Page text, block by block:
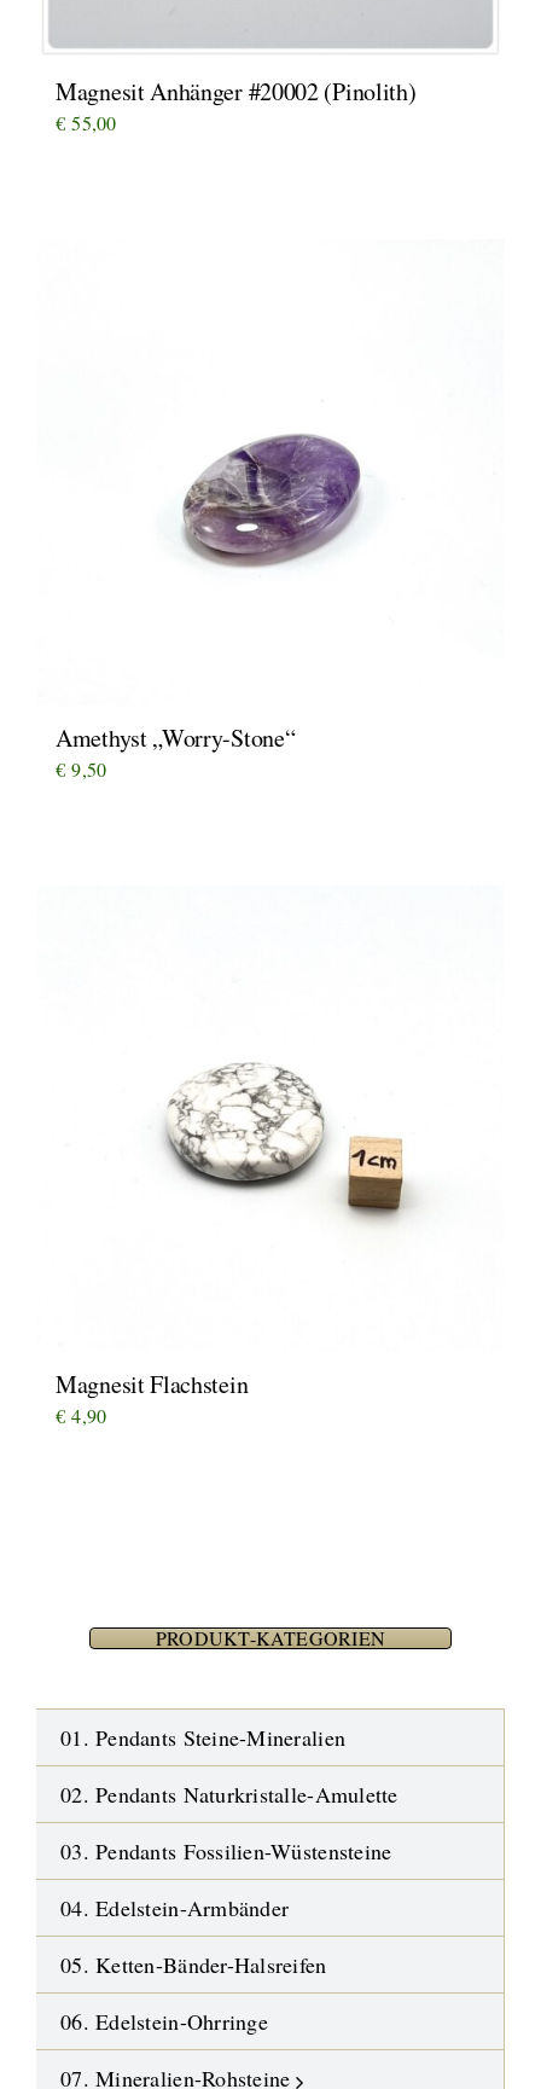
Magnesit Anhänger #20002 (Pinolith)
€ 55,00
Amethyst „Worry-Stone“
€ 9,50
Magnesit Flachstein
€ 4,90
PRODUKT-KATEGORIEN
01. Pendants Steine-Mineralien
02. Pendants Naturkristalle-Amulette
03. Pendants Fossilien-Wüstensteine
04. Edelstein-Armbänder
05. Ketten-Bänder-Halsreifen
06. Edelstein-Ohrringe
07. Mineralien-Rohsteine